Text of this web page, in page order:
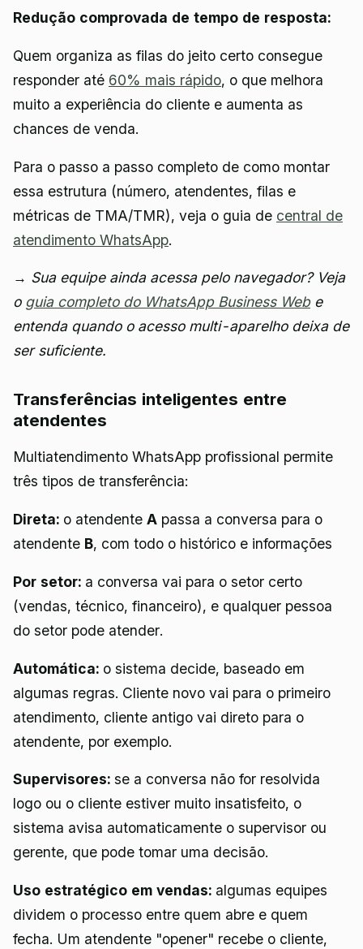
Redução comprovada de tempo de resposta:
Quem organiza as filas do jeito certo consegue
responder até 60% mais rápido, o que melhora
muito a experiência do cliente e aumenta as
chances de venda.
Para o passo a passo completo de como montar
essa estrutura (número, atendentes, filas e
métricas de TMA/TMR), veja o guia de central de
atendimento WhatsApp.
→ Sua equipe ainda acessa pelo navegador? Veja
o guia completo do WhatsApp Business Webe
entenda quando o acesso multi-aparelho deixa de
ser suficiente.
Transferências inteligentes entre
atendentes
Multiatendimento WhatsApp profissional permite
três tipos de transferência:
Direta: o atendente A passa a conversa para o
atendente B, com todo o histórico e informações
Por setor: a conversa vai para o setor certo
(vendas, técnico, financeiro), e qualquer pessoa
do setor pode atender.
Automática: o sistema decide, baseado em
algumas regras. Cliente novo vai para o primeiro
atendimento, cliente antigo vai direto para o
atendente, por exemplo.
Supervisores: se a conversa não for resolvida
logo ou o cliente estiver muito insatisfeito, o
sistema avisa automaticamente o supervisor ou
gerente, que pode tomar uma decisão.
Uso estratégico em vendas: algumas equipes
dividem o processo entre quem abre e quem
fecha. Um atendente "opener" recebe o cliente,